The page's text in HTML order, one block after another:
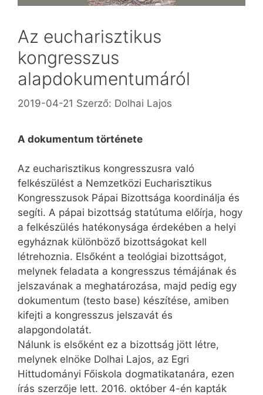
Az eucharisztikus
kongresszus
alapdokumentumáról
2019-04-21 Szerző: Dolhai Lajos
A dokumentum története
Az eucharisztikus kongresszusra való
felkészülést a Nemzetközi Eucharisztikus
Kongresszusok Pápai Bizottsága koordinálja és
segíti. A pápai bizottság statútuma előírja, hogy
a felkészülés hatékonysága érdekében a helyi
egyháznak különböző bizottságokat kell
létrehoznia. Elsőként a teológiai bizottságot,
melynek feladata a kongresszus témájának és
jelszavának a meghatározása, majd pedig egy
dokumentum (testo base) készítése, amiben
kifejti a kongresszus jelszavát és
alapgondolatát.
Nálunk is elsőként ez a bizottság jött létre,
melynek elnöke Dolhai Lajos, az Egri
Hittudományi Főiskola dogmatikatanára, ezen
írás szerzője lett. 2016. október 4-én kapták